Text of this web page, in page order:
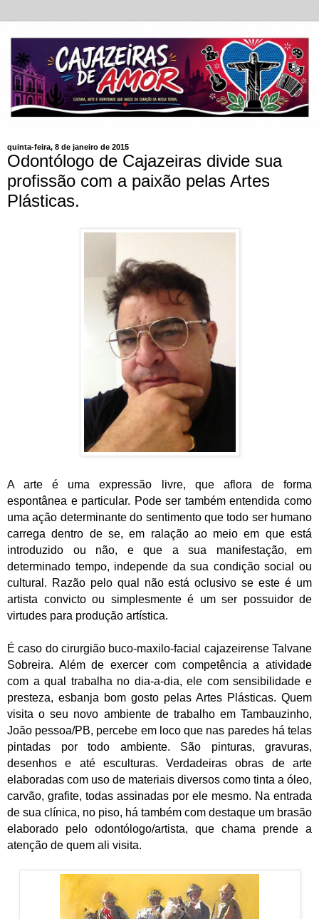
quinta-feira, 8 de janeiro de 2015
Odontólogo de Cajazeiras divide sua
profissão com a paixão pelas Artes
Plásticas.
A arte é uma expressão livre, que aflora de forma
espontânea e particular. Pode ser também entendida como
uma ação determinante do sentimento que todo ser humano
carrega dentro de se, em ralação ao meio em que está
introduzido ou não, e que a sua manifestação, em
determinado tempo, independe da sua condição social ou
cultural. Razão pelo qual não está oclusivo se este é um
artista convicto ou simplesmente é um ser possuidor de
virtudes para produção artística.
É caso do cirurgião buco-maxilo-facial cajazeirense Talvane
Sobreira. Além de exercer com competência a atividade
com a qual trabalha no dia-a-dia, ele com sensibilidade e
presteza, esbanja bom gosto pelas Artes Plásticas. Quem
visita o seu novo ambiente de trabalho em Tambauzinho,
João pessoa/PB, percebe em loco que nas paredes há telas
pintadas por todo ambiente. São pinturas, gravuras,
desenhos e até esculturas. Verdadeiras obras de arte
elaboradas com uso de materiais diversos como tinta a óleo,
carvão, grafite, todas assinadas por ele mesmo. Na entrada
de sua clínica, no piso, há também com destaque um brasão
elaborado pelo odontólogo/artista, que chama prende a
atenção de quem ali visita.